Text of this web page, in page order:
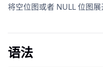
将空位图或者 NULL 位图展
语法